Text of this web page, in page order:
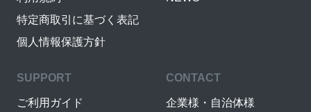
特定商取引に基づく表記
個人情報保護方針
SUPPORT
ご利用ガイド
CONTACT
企業様・自治体様